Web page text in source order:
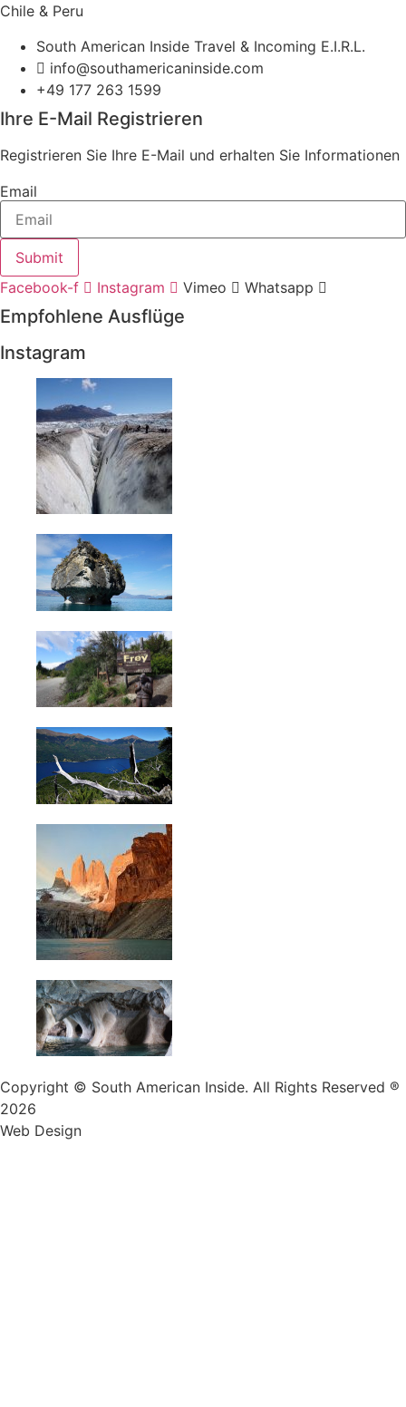
Chile & Peru
South American Inside Travel & Incoming E.I.R.L.
info@southamericaninside.com
+49 177 263 1599
Ihre E-Mail Registrieren
Registrieren Sie Ihre E-Mail und erhalten Sie Informationen
Email
Submit
Facebook-f
Instagram Vimeo Whatsapp
Empfohlene Ausflüge
Instagram
Copyright © South American Inside. All Rights Reserved ®
2026
Web Design